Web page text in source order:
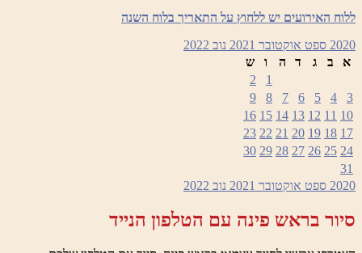
ללוח האירועים יש ללחוץ על התאריך בלוח השנה
2020 ספט אוקטובר 2021 נוב 2022
א
ב ג ד ה ו
ש
1
2
3
4
5
6
7
8
9
10
11
12
13
14
15
16
17
18
19
20
21
22
23
24
25
26
27
28
29
30
31
2020 ספט אוקטובר 2021 נוב 2022
סיור בראש פינה עם הטלפון הנייד